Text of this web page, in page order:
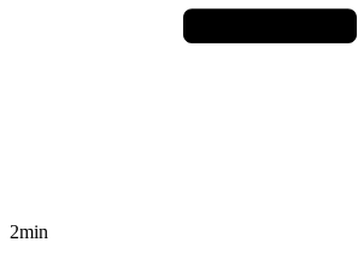
2min